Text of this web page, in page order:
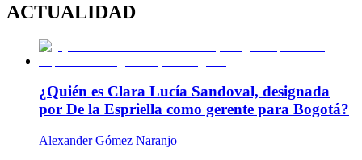
ACTUALIDAD
¿Quién es Clara Lucía Sandoval, designada
por De la Espriella como gerente para Bogotá?
Alexander Gómez Naranjo